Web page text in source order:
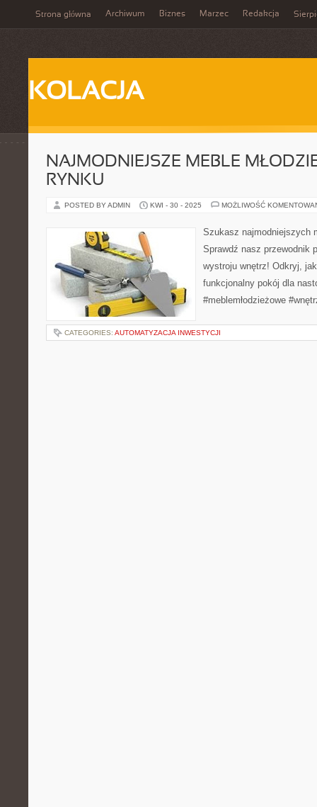
Strona główna Archiwum Biznes Marzec Redakcja
KOLACJA
NAJMODNIEJSZE MEBLE
RYNKU
POSTED BY ADMIN KWI - 30 - 2025 MOŻLIWOŚĆ
Szukasz najmodniejszych
Sprawdź nasz przewodnik
wystroju wnętrz! Odkryj,
funkcjonalny pokój dla
#meblemłodzieżowe
CATEGORIES: AUTOMATYZACJA INWESTYCJI